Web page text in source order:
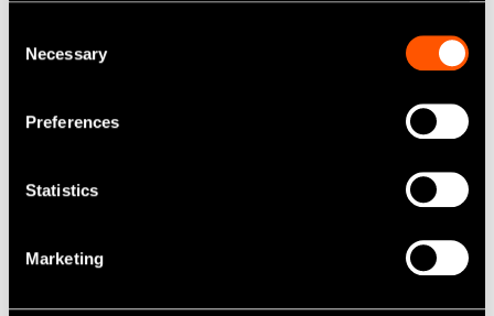
Necessary
Preferences
Statistics
Marketing